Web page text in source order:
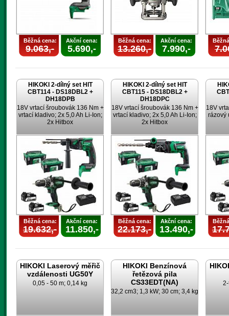
Běžná cena:
9.063,-
Akční cena:
5.690,-
Běžná cena:
13.260,-
Akční cena:
7.990,-
HIKOKI 2-dílný set HIT
CBT114 - DS18DBL2 +
DH18DPB
18V vrtací šroubovák 136 Nm +
vrtací kladivo; 2x 5,0 Ah Li-Ion;
2x Hitbox
Běžná cena:
19.632,-
Akční cena:
11.850,-
HIKOKI 2-dílný set HIT
CBT115 - DS18DBL2 +
DH18DPC
18V vrtací šroubovák 136 Nm +
vrtací kladivo; 2x 5,0 Ah Li-Ion;
2x Hitbox
Běžná cena:
22.173,-
Akční cena:
13.490,-
18V
rázový
HIKOKI Laserový měřič
vzdálenosti UG50Y
0,05 - 50 m; 0,14 kg
HIKOKI Benzínová
řetězová pila
CS33EDT(NA)
32,2 cm3; 1,3 kW; 30 cm; 3,4 kg